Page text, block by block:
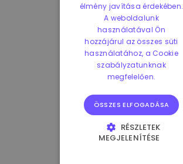
élmény javítása érdekében.
A weboldalunk
használatával Ön
hozzájárul az összes süti
használatához, a Cookie
szabályzatunknak
megfelelően.
ÖSSZES ELFOGADÁSA
RÉSZLETEK
MEGJELENÍTÉSE